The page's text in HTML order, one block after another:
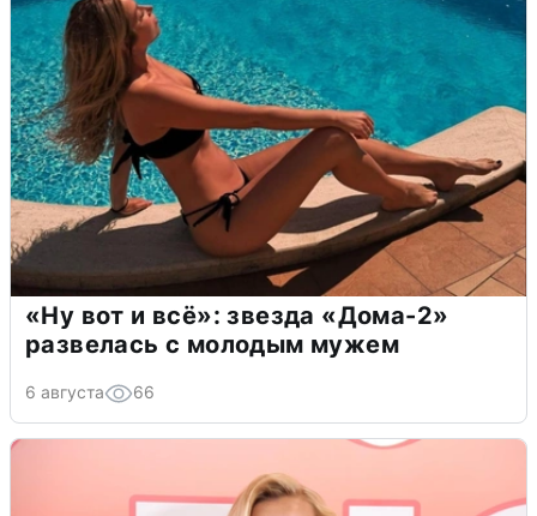
«Ну вот и всё»: звезда «Дома-2»
развелась с молодым мужем
6 августа 66